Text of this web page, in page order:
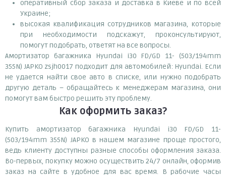
оперативный сбор заказа и доставка в Киеве и по всей
Украине;
высокая квалификация сотрудников магазина, которые
при необходимости подскажут, проконсультируют,
помогут подобрать, ответят на все вопросы.
Амортизатор багажника Hyundai i30 FD/GD 11- (503/194mm
355N) JAPKO zsjh0017 подходит для автомобилей: Hyundai. Если
не удается найти свое авто в списке, или нужно подобрать
другую деталь – обращайтесь к менеджерам магазина, они
помогут вам быстро решить эту проблему.
Как оформить заказ?
Купить амортизатор багажника Hyundai i30 FD/GD 11-
(503/194mm 355N) JAPKO в нашем магазине проще простого,
ведь клиенту доступны разные способы оформления заказа.
Во-первых, покупку можно осуществить 24/7 онлайн, оформив
заказ на сайте в удобное для вас время. В рабочие часы